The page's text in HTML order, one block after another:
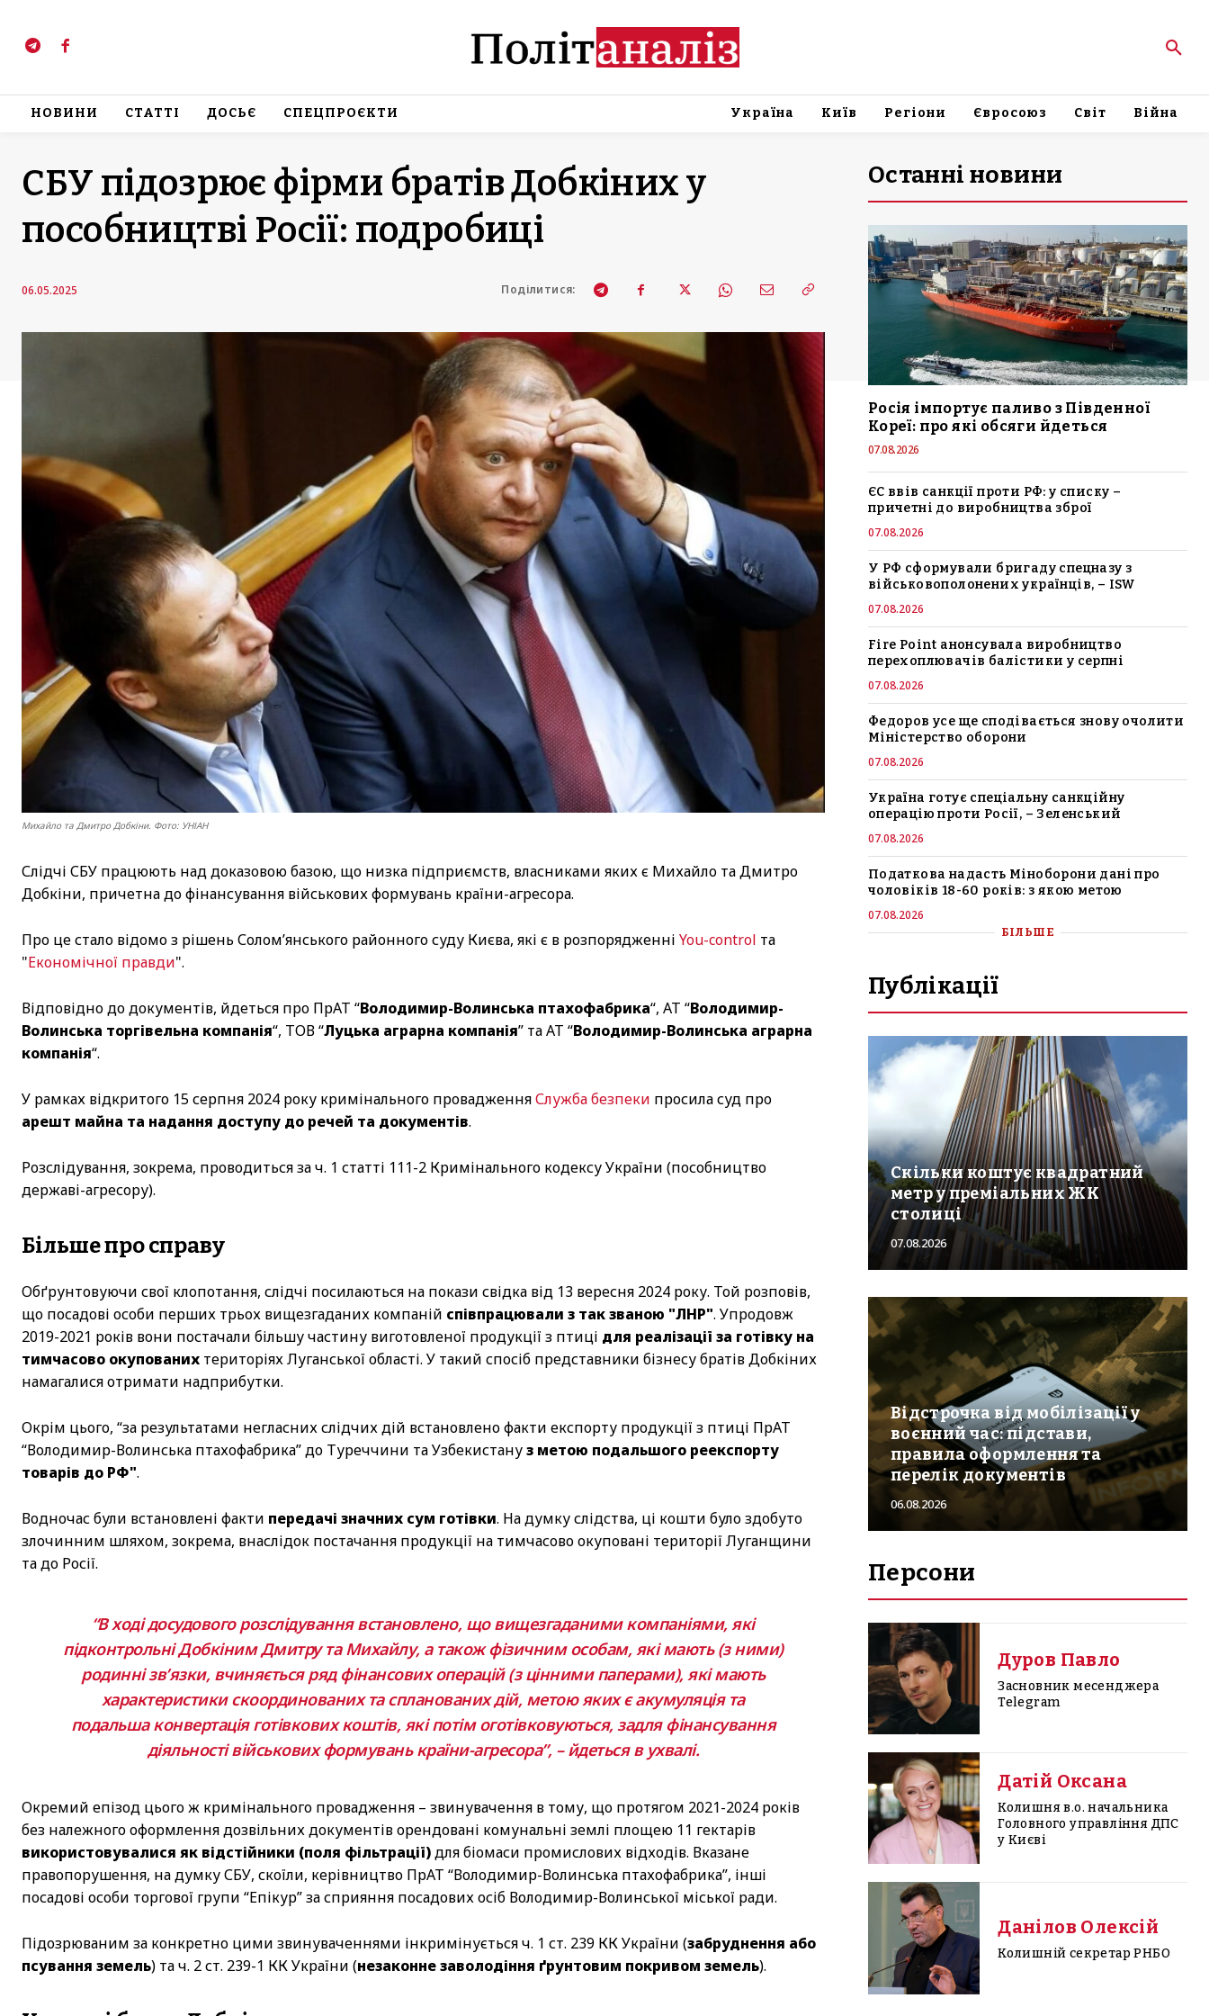
НОВИНИ СТАТТІ ДОСЬЄ СПЕЦПРОЄКТИ Україна Київ Регіони Євросоюз Світ Війна
СБУ підозрює фірми братів Добкіних у
пособництві Росії: подробиці
06.05.2025 Поділитися:
Михайло та Дмитро Добкіни. Фото: УНІАН
Слідчі СБУ працюють над доказовою базою, що низка підприємств, власниками яких є Михайло та Дмитро
Добкіни, причетна до фінансування військових формувань країни-агресора.
Про це стало відомо з рішень Солом’янського районного суду Києва, які є в розпорядженні You-control та
"Економічної правди".
Відповідно до документів, йдеться про ПрАТ “Володимир-Волинська птахофабрика“, АТ “Володимир-
Волинська торгівельна компанія“, ТОВ “Луцька аграрна компанія” та АТ “Володимир-Волинська аграрна
компанія“.
У рамках відкритого 15 серпня 2024 року кримінального провадженняСлужба безпеки просила суд про
арешт майна та надання доступу до речей та документів.
Розслідування, зокрема, проводиться за ч. 1 статті 111-2 Кримінального кодексу України (пособництво
державі-агресору).
Більше про справу
Обґрунтовуючи свої клопотання, слідчі посилаються на покази свідка від 13 вересня 2024 року. Той розповів,
що посадові особи перших трьох вищезгаданих компаній співпрацювали з так званою "ЛНР". Упродовж
2019-2021 років вони постачали більшу частину виготовленої продукції з птиці для реалізації за готівку на
тимчасово окупованих територіях Луганської області. У такий спосіб представники бізнесу братів Добкіних
намагалися отримати надприбутки.
Окрім цього, “за результатами негласних слідчих дій встановлено факти експорту продукції з птиці ПрАТ
“Володимир-Волинська птахофабрика” до Туреччини та Узбекистануз метою подальшого реекспорту
товарів до РФ".
Водночас були встановлені факти передачі значних сум готівки. На думку слідства, ці кошти було здобуто
злочинним шляхом, зокрема, внаслідок постачання продукції на тимчасово окуповані території Луганщини
та до Росії.
“В ході досудового розслідування встановлено, що вищезгаданими компаніями, які
підконтрольні Добкіним Дмитру та Михайлу, а також фізичним особам, які мають (з ними)
родинні зв’язки, вчиняється ряд фінансових операцій (з цінними паперами), які мають
характеристики скоординованих та спланованих дій, метою яких є акумуляція та
подальша конвертація готівкових коштів, які потім оготівковуються, задля фінансування
діяльності військових формувань країни-агресора”, – йдеться в ухвалі.
Окремий епізод цього ж кримінального провадження – звинувачення в тому, що протягом 2021-2024 років
без належного оформлення дозвільних документів орендовані комунальні землі площею 11 гектарів
використовувалися як відстійники (поля фільтрації)для біомаси промислових відходів. Вказане
правопорушення, на думку СБУ, скоїли, керівництво ПрАТ “Володимир-Волинська птахофабрика”, інші
посадові особи торгової групи “Епікур” за сприяння посадових осіб Володимир-Волинської міської ради.
Підозрюваним за конкретно цими звинуваченнями інкримінується ч. 1 ст. 239 КК України (забруднення або
псування земель) та ч. 2 ст. 239-1 КК України (незаконне заволодіння ґрунтовим покривом земель).
Останні новини
Росія імпортує паливо з Південної
Кореї: про які обсяги йдеться
07.08.2026
ЄС ввів санкції проти РФ: у списку –
причетні до виробництва зброї
07.08.2026
У РФ сформували бригаду спецназу з
військовополонених українців, – ISW
07.08.2026
Fire Point анонсувала виробництво
перехоплювачів балістики у серпні
07.08.2026
Федоров усе ще сподівається знову очолити
Міністерство оборони
07.08.2026
Україна готує спеціальну санкційну
операцію проти Росії, – Зеленський
07.08.2026
Податкова надасть Міноборони дані про
чоловіків 18-60 років: з якою метою
07.08.2026
БІЛЬШЕ
Публікації
Скільки коштує квадратний
метр у преміальних ЖК
столиці
07.08.2026
Відстрочка від мобілізації у
воєнний час: підстави,
правила оформлення та
перелік документів
06.08.2026
Персони
Дуров Павло
Засновник месенджера
Telegram
Датій Оксана
Колишня в.о. начальника
Головного управління ДПС
у Києві
Данілов Олексій
Колишній секретар РНБО